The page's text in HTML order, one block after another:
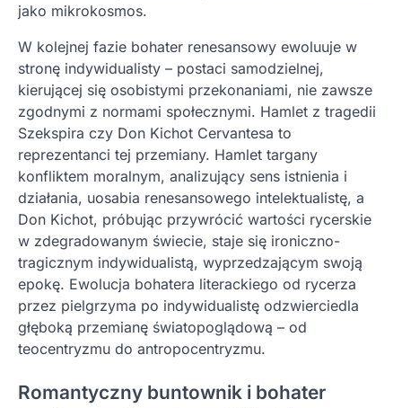
jako mikrokosmos.
W kolejnej fazie bohater renesansowy ewoluuje w
stronę indywidualisty – postaci samodzielnej,
kierującej się osobistymi przekonaniami, nie zawsze
zgodnymi z normami społecznymi. Hamlet z tragedii
Szekspira czy Don Kichot Cervantesa to
reprezentanci tej przemiany. Hamlet targany
konfliktem moralnym, analizujący sens istnienia i
działania, uosabia renesansowego intelektualistę, a
Don Kichot, próbując przywrócić wartości rycerskie
w zdegradowanym świecie, staje się ironiczno-
tragicznym indywidualistą, wyprzedzającym swoją
epokę. Ewolucja bohatera literackiego od rycerza
przez pielgrzyma po indywidualistę odzwierciedla
głęboką przemianę światopoglądową – od
teocentryzmu do antropocentryzmu.
Romantyczny buntownik i bohater